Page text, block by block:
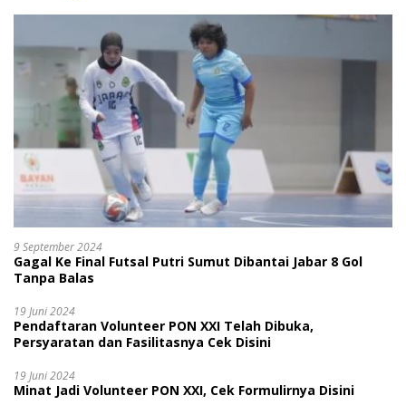
9 September 2024
Gagal Ke Final Futsal Putri Sumut Dibantai Jabar 8 Gol
Tanpa Balas
19 Juni 2024
Pendaftaran Volunteer PON XXI Telah Dibuka,
Persyaratan dan Fasilitasnya Cek Disini
19 Juni 2024
Minat Jadi Volunteer PON XXI, Cek Formulirnya Disini